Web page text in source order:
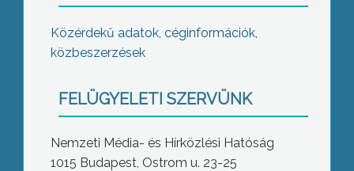
Közérdekű adatok, céginformációk,
közbeszerzések
FELÜGYELETI SZERVÜNK
Nemzeti Média- és Hírközlési Hatóság
1015 Budapest, Ostrom u. 23-25